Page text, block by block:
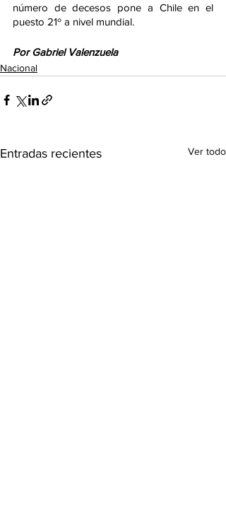
número de decesos pone a Chile en el
puesto 21º a nivel mundial.
Por Gabriel Valenzuela
Nacional
Entradas recientes Ver todo